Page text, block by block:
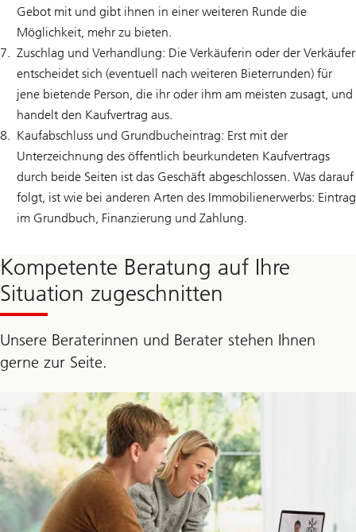
Gebot mit und gibt ihnen in einer weiteren Runde die
Möglichkeit, mehr zu bieten.
Zuschlag und Verhandlung: Die Verkäuferin oder der Verkäufer
entscheidet sich (eventuell nach weiteren Bieterrunden) für
jene bietende Person, die ihr oder ihm am meisten zusagt, und
handelt den Kaufvertrag aus.
Kaufabschluss und Grundbucheintrag: Erst mit der
Unterzeichnung des öffentlich beurkundeten Kaufvertrags
durch beide Seiten ist das Geschäft abgeschlossen. Was darauf
folgt, ist wie bei anderen Arten des Immobilienerwerbs: Eintrag
im Grundbuch, Finanzierung und Zahlung.
Kompetente Beratung auf Ihre
Situation zugeschnitten
Unsere Beraterinnen und Berater stehen Ihnen
gerne zur Seite.